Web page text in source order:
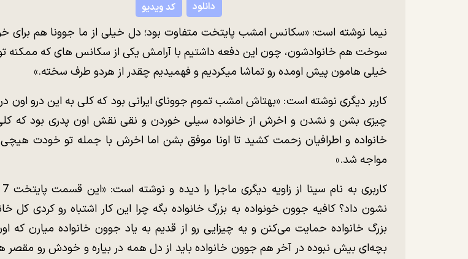
کد ویدیو دانلود
نیما نوشته است: «سکانس امشب پایتخت متفاوت بود؛ دل خیلی از ما جوونا هم برای
سوخت هم خانوادشون، چون این دفعه داشتیم با آرامش یکی از سکانس های که ممکنه
خیلی هامون پیش اومده رو تماشا میکردیم و فهمیدیم چقدر از هردو طرف سخته.»
کاربر دیگری نوشته است: «بهتاش امشب تموم جووناى ایرانى بود که کلى به این درو اون
چیزى بشن و نشدن و اخرش از خانواده سیلى خوردن و نقى نقش اون پدرى بود که
خانواده و اطرافیان زحمت کشید تا اونا موفق بشن اما اخرش با جمله تو خودت
مواجه شد.»
نشون داد؟ کافیه جوون خونواده به بزرگ خانواده بگه چرا این کار اشتباه رو کردی کل
بزرگ خانواده حمایت می‌کنن و یه چیزایی رو از قدیم به یاد جوون خانواده میارن که
بچه‌ای بیش نبوده در آخر هم جوون خانواده باید از دل همه در بیاره و خودش رو مقصر